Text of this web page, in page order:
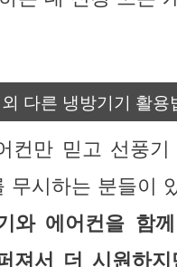
다른 냉방기기 활용
컨만 믿고 선풍
무시하는 분들이
와 에어컨을 함
져서 더 시원하